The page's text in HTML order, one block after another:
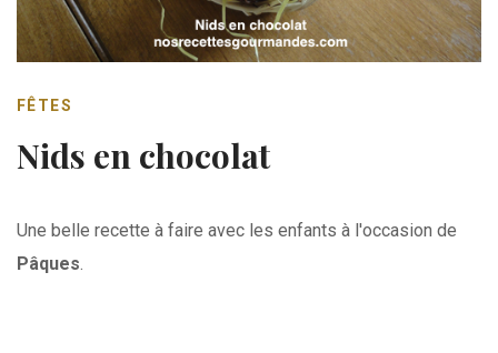
FÊTES
Nids en chocolat
Une belle recette à faire avec les enfants à l'occasion de
Pâques.